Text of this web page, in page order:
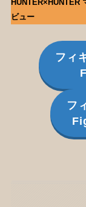
HUNTER×HUNTER
ビュー
フィ
フ